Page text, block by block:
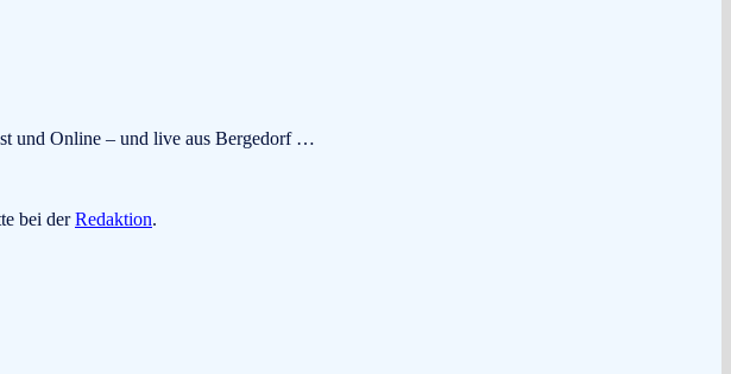
und Online – und live aus Bergedorf …
bei derRedaktion.